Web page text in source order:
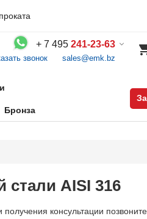
+ 7 495 241-23-63
звонок sales@emk.bz
Бронза
AISI 316
консультации